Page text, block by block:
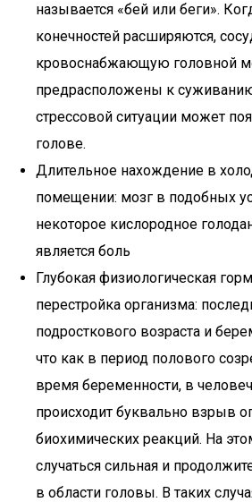
называется «бей или беги».
конечностей расширяются,
кровоснабжающую головной
предрасположены к
стрессовой ситуации может
голове.
Длительное нахождение в
помещении: мозг в подобных
некоторое кислородное
является боль
Глубокая физиологическая
перестройка организма:
подросткового возраста и
что как в период полового
время беременности, в
происходит буквально взрыв
биохимических реакций. На
случаться сильная и
в области головы. В таких